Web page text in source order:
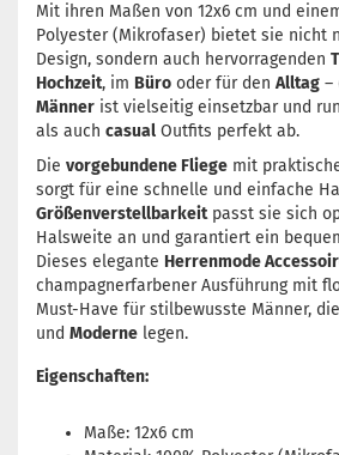
Mit ihren Maßen von 12x6 cm und
Polyester (Mikrofaser) bietet sie nicht
Design, sondern auch hervorragenden
Hochzeit, im Büro oder für den Alltag –
Männer ist vielseitig einsetzbar und
als auch casual Outfits perfekt ab.
Die vorgebundene Fliege mit
sorgt für eine schnelle und einfache
Größenverstellbarkeitpasst sie sich
Halsweite an und garantiert ein
Dieses elegante Herrenmode
champagnerfarbener Ausführung mit
Must-Have für stilbewusste Männer,
und Moderne legen.
Eigenschaften:
Maße: 12x6 cm